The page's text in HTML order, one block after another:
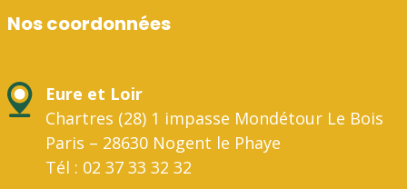
Nos coordonnées
Eure et Loir
Chartres (28) 1 impasse Mondétour Le Bois
Paris – 28630 Nogent le Phaye
Tél : 02 37 33 32 32